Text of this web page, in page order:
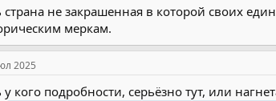
страна не закрашенная в которой своих
меркам.
2025
у кого подробности, серьёзно тут, или